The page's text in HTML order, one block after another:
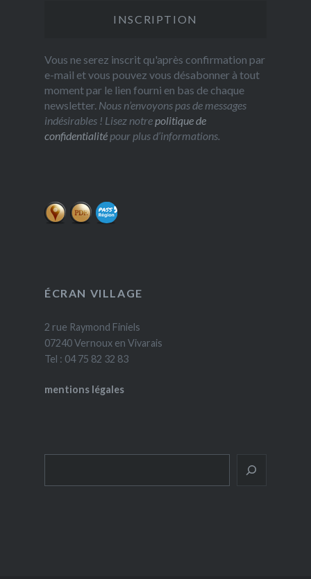
Vous ne serez inscrit qu'après confirmation par
e-mail et vous pouvez vous désabonner à tout
moment par le lien fourni en bas de chaque
newsletter. Nous n’envoyons pas de messages
indésirables ! Lisez notrepolitique de
confidentialitépour plus d’informations.
ÉCRAN VILLAGE
2 rue Raymond Finiels
07240 Vernoux en Vivarais
Tel : 04 75 82 32 83
mentions légales